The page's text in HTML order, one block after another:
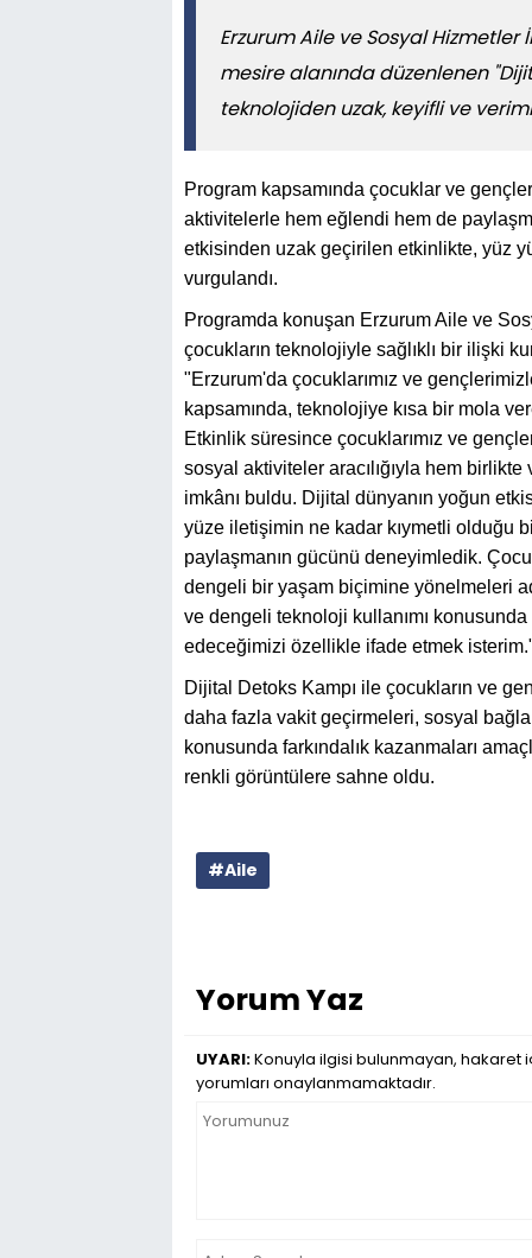
Erzurum Aile ve Sosyal
mesire alanında düzenlenen
teknolojiden uzak, keyifli ve
Program kapsamında çocuklar ve
aktivitelerle hem eğlendi hem de
etkisinden uzak geçirilen etkinlikte, yüz
vurgulandı.
Programda konuşan Erzurum Aile ve
çocukların teknolojiyle sağlıklı bir ilişki
"Erzurum'da çocuklarımız ve
kapsamında, teknolojiye kısa bir mola
Etkinlik süresince çocuklarımız ve
sosyal aktiviteler aracılığıyla hem
imkânı buldu. Dijital dünyanın yoğun
yüze iletişimin ne kadar kıymetli olduğu
paylaşmanın gücünü deneyimledik.
dengeli bir yaşam biçimine yönelmeleri
ve dengeli teknoloji kullanımı
edeceğimizi özellikle ifade etmek
Dijital Detoks Kampı ile çocukların ve
daha fazla vakit geçirmeleri, sosyal
konusunda farkındalık kazanmaları
renkli görüntülere sahne oldu.
#Aile
Yorum Yaz
UYARI:Konuyla ilgisi bulunmayan, hakaret
yorumları onaylanmamaktadır.